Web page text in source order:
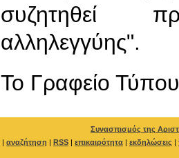
συζητηθεί
αλληλεγγύης".
To Γραφείο Τύπου
Συνασπισμός της
| αναζήτηση | RSS | επικαιρότητα | εκδηλώσεις |